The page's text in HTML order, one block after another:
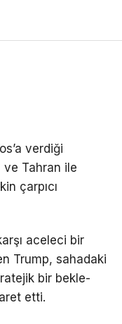
verdiği
ve Tahran ile
çarpıcı
aceleci bir
Trump, sahadaki
bir bekle-
etti.